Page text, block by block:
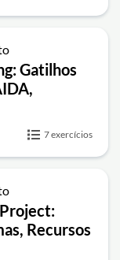
Gatilhos
Email7 exercícios
Recursos